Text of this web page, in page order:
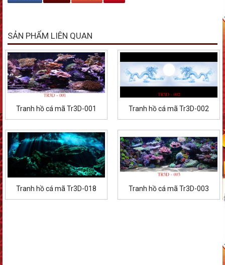
SẢN PHẨM LIÊN QUAN
Tranh hồ cá mã Tr3D-001 Tranh hồ cá mã Tr3D-002
Tranh hồ cá mã Tr3D-018 Tranh hồ cá mã Tr3D-003